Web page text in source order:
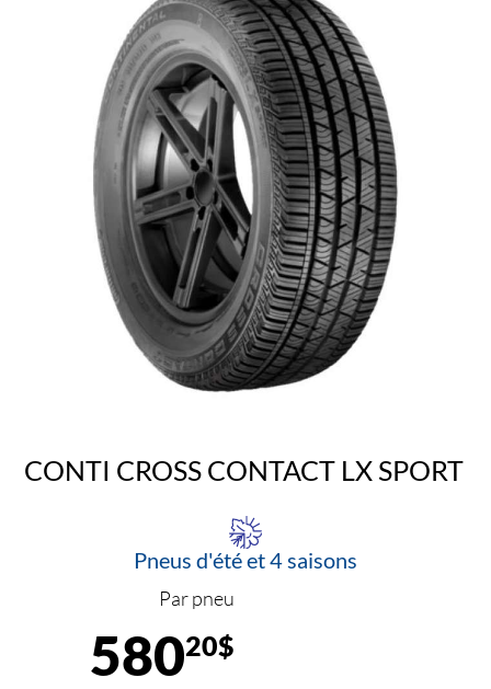
CONTI CROSS CONTACT LX SPORT
Pneus d'été et 4 saisons
Par pneu
58020$